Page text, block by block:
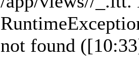
not found